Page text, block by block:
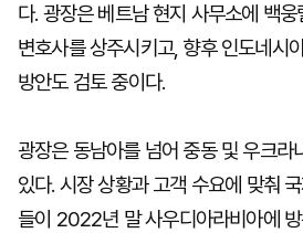
다. 광장은 베트남 현지 사무소에 백웅
변호사를 상주시키고, 향후 인도네시
방안도 검토 중이다.
광장은 동남아를 넘어 중동 및 우크라
있다. 시장 상황과 고객 수요에 맞춰
들이 2022년 말 사우디아라비아에